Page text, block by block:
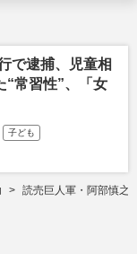
で逮捕、児童相
“常習性”、「女
子ども
読売巨人軍・阿部慎之